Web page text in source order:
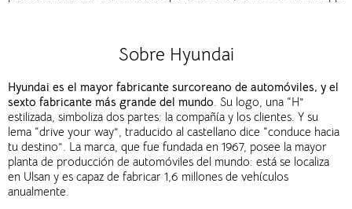
Sobre Hyundai
Hyundai es el mayor fabricante surcoreano de automóviles, y el
sexto fabricante más grande del mundo . Su logo, una “H”
estilizada, simboliza dos partes: la compañía y los clientes. Y su
lema “drive your way”, traducido al castellano dice “conduce hacia
tu destino”. La marca, que fue fundada en 1967, posee la mayor
planta de producción de automóviles del mundo: está se localiza
en Ulsan y es capaz de fabricar 1,6 millones de vehículos
anualmente.